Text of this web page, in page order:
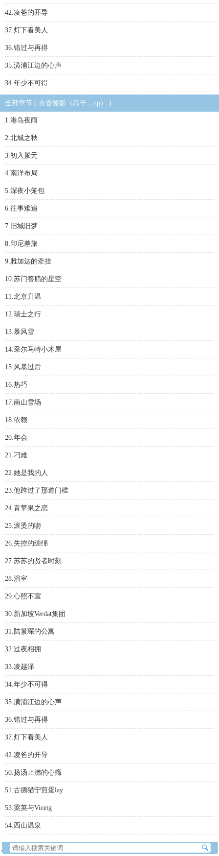
42.凌爸的开导
37.灯下看美人
36.错过与再得
35.潢浦江边的心声
34.年少不可得
全部章节 ( 衣香鬓影（高干，np） )
1.港岛夜雨
2.北城之秋
3.初入景元
4.南洋布局
5.深夜小笼包
6.往事难追
7.旧城旧梦
8.印尼差旅
9.雅加达的牵挂
10.苏门答腊的星空
11.北京升温
12.瑞士之行
13.暴风雪
14.采尔马特小木屋
15.风暴过后
16.热巧
17.南山雪场
18.依赖
20.年会
21.刁难
22.她是我的人
23.他跨过了那道门槛
24.青苹果之恋
25.滚烫的吻
26.失控的缠绵
27.苏苏的贤者时刻
28.浴室
29.心照不宣
30.新加坡Verdat集团
31.陆景琛的公寓
32.过夜相拥
33.凌越泽
34.年少不可得
35.潢浦江边的心声
36.错过与再得
37.灯下看美人
42.凌爸的开导
50.扬汤止沸的心瘾
51.古德猫宁煎蛋lay
53.梁英与Vicetg
54.西山温泉